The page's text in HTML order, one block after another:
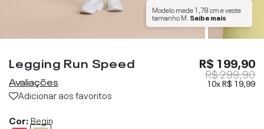
Modelo mede1,78 cme veste
tamanhoM Saiba mais
Legging Run Speed
Avaliações
Adicionar aos favoritos
R$ 199,90
R$ 299,90
10xR$ 19,99
Cor:Begin